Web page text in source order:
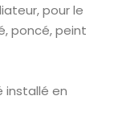
pour le
poncé, peint
installé en